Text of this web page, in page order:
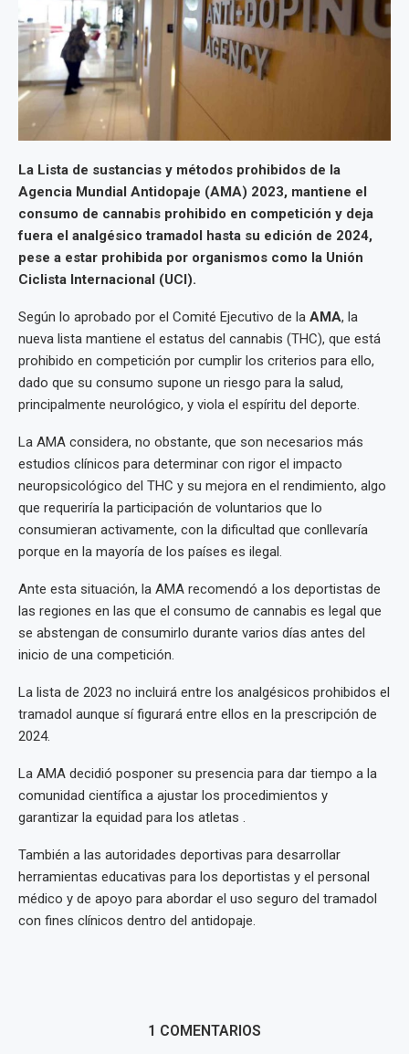
La Lista de sustancias y métodos prohibidos de la
Agencia Mundial Antidopaje (AMA) 2023, mantiene el
consumo de cannabis prohibido en competición y deja
fuera el analgésico tramadol hasta su edición de 2024,
pese a estar prohibida por organismos como la Unión
Ciclista Internacional (UCI).
Según lo aprobado por el Comité Ejecutivo de la AMA, la
nueva lista mantiene el estatus del cannabis (THC), que está
prohibido en competición por cumplir los criterios para ello,
dado que su consumo supone un riesgo para la salud,
principalmente neurológico, y viola el espíritu del deporte.
La AMA considera, no obstante, que son necesarios más
estudios clínicos para determinar con rigor el impacto
neuropsicológico del THC y su mejora en el rendimiento, algo
que requeriría la participación de voluntarios que lo
consumieran activamente, con la dificultad que conllevaría
porque en la mayoría de los países es ilegal.
Ante esta situación, la AMA recomendó a los deportistas de
las regiones en las que el consumo de cannabis es legal que
se abstengan de consumirlo durante varios días antes del
inicio de una competición.
La lista de 2023 no incluirá entre los analgésicos prohibidos el
tramadol aunque sí figurará entre ellos en la prescripción de
2024.
La AMA decidió posponer su presencia para dar tiempo a la
comunidad científica a ajustar los procedimientos y
garantizar la equidad para los atletas .
También a las autoridades deportivas para desarrollar
herramientas educativas para los deportistas y el personal
médico y de apoyo para abordar el uso seguro del tramadol
con fines clínicos dentro del antidopaje.
1 COMENTARIOS